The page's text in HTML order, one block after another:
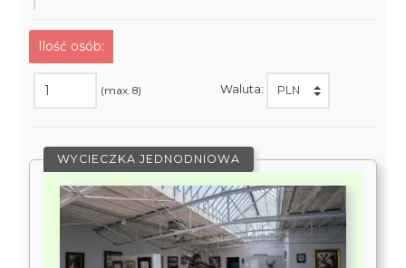
Ilość osób:
(max. 8) Waluta:
WYCIECZKA JEDNODNIOWA